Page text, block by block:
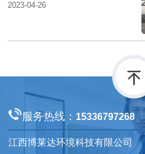
2023-04-26
服务热线： 15336797268
江西博莱达环境科技有限公司